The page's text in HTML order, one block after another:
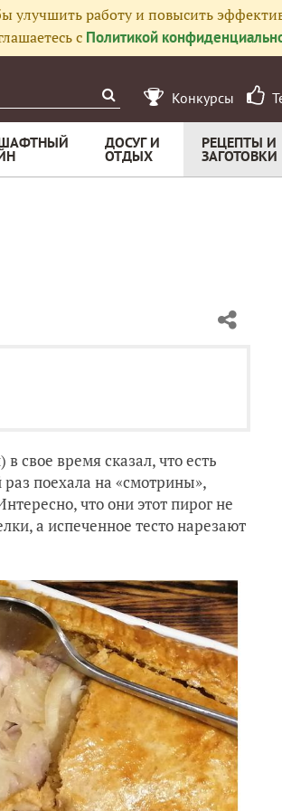
улучшить работу и повысить
с Политикой
Конкурсы
ДОСУГ И
ОТДЫХ
РЕЦЕПТЫ И
ЗАГОТОВКИ
время сказал, что есть
поехала на «смотрины»,
что они этот пирог не
а испеченное тесто нарезают